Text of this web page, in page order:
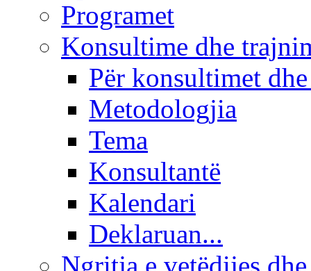
Programet
Konsultime dhe
Për konsultimet
Metodologjia
Tema
Konsultantë
Kalendari
Deklaruan...
Ngritja e vetëdijes